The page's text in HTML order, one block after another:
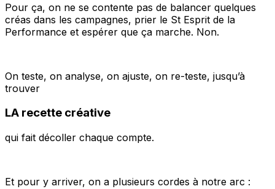
Pour ça, on ne se contente pas de balancer quelques
créas dans les campagnes, prier le St Esprit de la
Performance et espérer que ça marche. Non.
On teste, on analyse, on ajuste, on re-teste, jusqu’à
trouver
LA recette créative
qui fait décoller chaque compte.
Et pour y arriver, on a plusieurs cordes à notre arc :